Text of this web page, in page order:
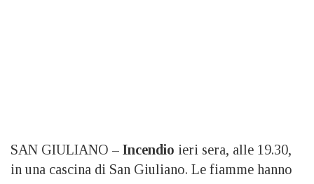
SAN GIULIANO – Incendio ieri sera, alle 19.30,
in una cascina di San Giuliano. Le fiamme hanno